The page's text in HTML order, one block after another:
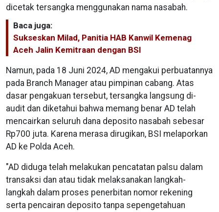
dicetak tersangka menggunakan nama nasabah.
Baca juga:
Sukseskan Milad, Panitia HAB Kanwil Kemenag
Aceh Jalin Kemitraan dengan BSI
Namun, pada 18 Juni 2024, AD mengakui perbuatannya
pada Branch Manager atau pimpinan cabang. Atas
dasar pengakuan tersebut, tersangka langsung di-
audit dan diketahui bahwa memang benar AD telah
mencairkan seluruh dana deposito nasabah sebesar
Rp700 juta. Karena merasa dirugikan, BSI melaporkan
AD ke Polda Aceh.
"AD diduga telah melakukan pencatatan palsu dalam
transaksi dan atau tidak melaksanakan langkah-
langkah dalam proses penerbitan nomor rekening
serta pencairan deposito tanpa sepengetahuan